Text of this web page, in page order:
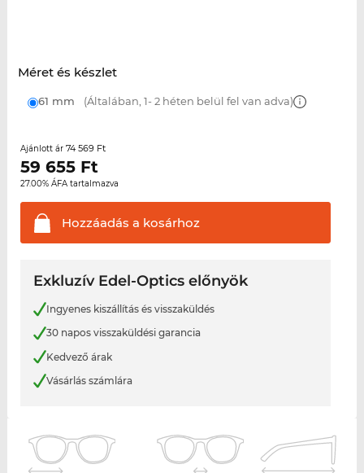
Méret és készlet
61 mm (Általában, 1- 2 héten belül fel van adva)
Ajánlott ár 74 569 Ft
59 655Ft
27.00% ÁFA tartalmazva
Hozzáadás a kosárhoz
Exkluzív Edel-Optics előnyök
Ingyenes kiszállítás és visszaküldés
30 napos visszaküldési garancia
Kedvező árak
Vásárlás számlára